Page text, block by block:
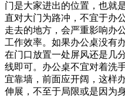
门是大家进出的位置，也就
直对大门为路冲，不宜于办
走去的地方，会严重影响办
工作效率。如果办公桌没有
在门口放置一处屏风还是几
线即可。办公桌不宜对着洗
宜靠墙，前面应开阔，这样
伸展，不至于局限或是因为